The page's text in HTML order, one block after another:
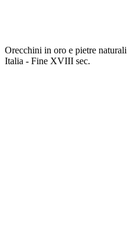
Orecchini in oro e pietre naturali
Italia - Fine XVIII sec.